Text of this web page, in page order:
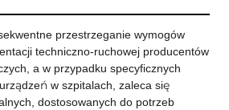
przestrzeganie wymogów
techniczno-ruchowej producentów
a w przypadku specyficznych
w szpitalach, zaleca się
dostosowanych do potrzeb